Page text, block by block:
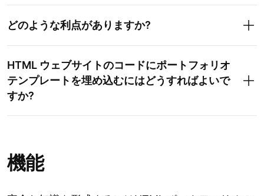
どのような利点がありますか?
HTML ウェブサイトのコードにポートフォリオ
テンプレートを埋め込むにはどうすればよいで
すか?
機能